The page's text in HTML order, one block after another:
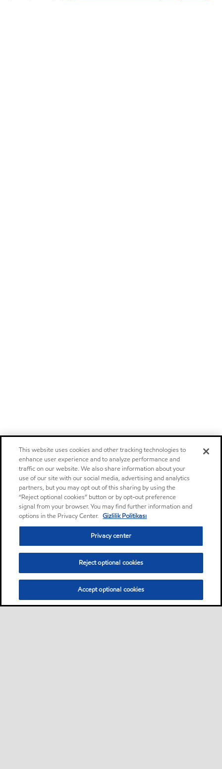
This website uses cookies and other tracking technologies to
enhance user experience and to analyze performance and
traffic on our website. We also share information about your
use of our site with our social media, advertising and analytics
partners, but you may opt out of this sharing by using the
“Reject optional cookies” button or by opt-out preference
signal from your browser. You may find further information and
options in the Privacy Center. Gizlilik Politikası
Privacy center
Reject optional cookies
Accept optional cookies